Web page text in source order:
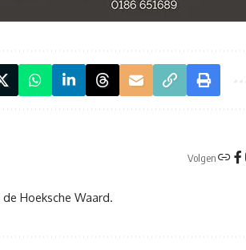
Volgen
Hoeksche Waard.